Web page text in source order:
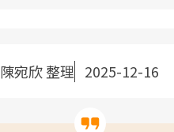
陳宛欣 整理 2025-12-16
邁向
照
健康
發，
改